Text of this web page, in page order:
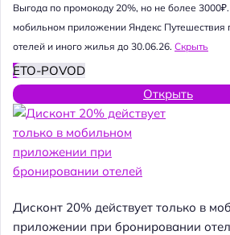
Выгода по промокоду 20%, но не более 3000₽.
мобильном приложении Яндекс Путешествия
отелей и иного жилья до 30.06.26. Скрыть
ETO-POVOD
Открыть
Дисконт 20% действует только в
приложении при бронировании